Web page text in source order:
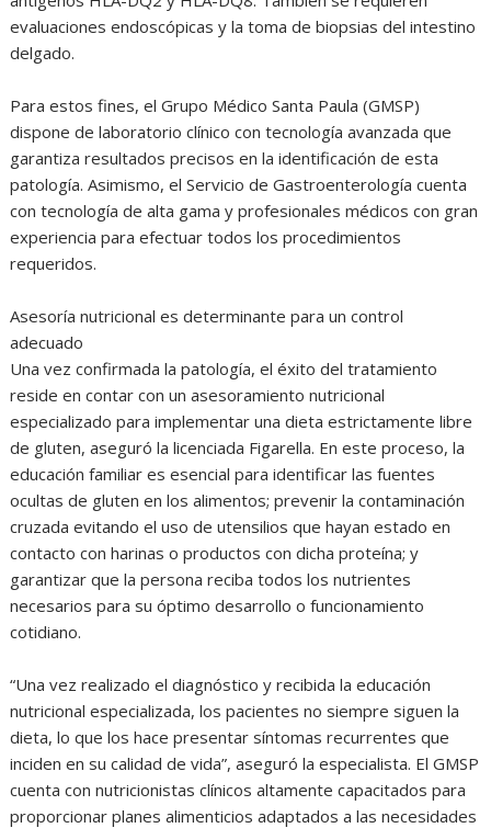
evaluaciones endoscópicas y la toma de biopsias del intestino
delgado.
Para estos fines, el Grupo Médico Santa Paula (GMSP)
dispone de laboratorio clínico con tecnología avanzada que
garantiza resultados precisos en la identificación de esta
patología. Asimismo, el Servicio de Gastroenterología cuenta
con tecnología de alta gama y profesionales médicos con gran
experiencia para efectuar todos los procedimientos
requeridos.
Asesoría nutricional es determinante para un control
adecuado
Una vez confirmada la patología, el éxito del tratamiento
reside en contar con un asesoramiento nutricional
especializado para implementar una dieta estrictamente libre
de gluten, aseguró la licenciada Figarella. En este proceso, la
educación familiar es esencial para identificar las fuentes
ocultas de gluten en los alimentos; prevenir la contaminación
cruzada evitando el uso de utensilios que hayan estado en
contacto con harinas o productos con dicha proteína; y
garantizar que la persona reciba todos los nutrientes
necesarios para su óptimo desarrollo o funcionamiento
cotidiano.
“Una vez realizado el diagnóstico y recibida la educación
nutricional especializada, los pacientes no siempre siguen la
dieta, lo que los hace presentar síntomas recurrentes que
inciden en su calidad de vida”, aseguró la especialista. El GMSP
cuenta con nutricionistas clínicos altamente capacitados para
proporcionar planes alimenticios adaptados a las necesidades